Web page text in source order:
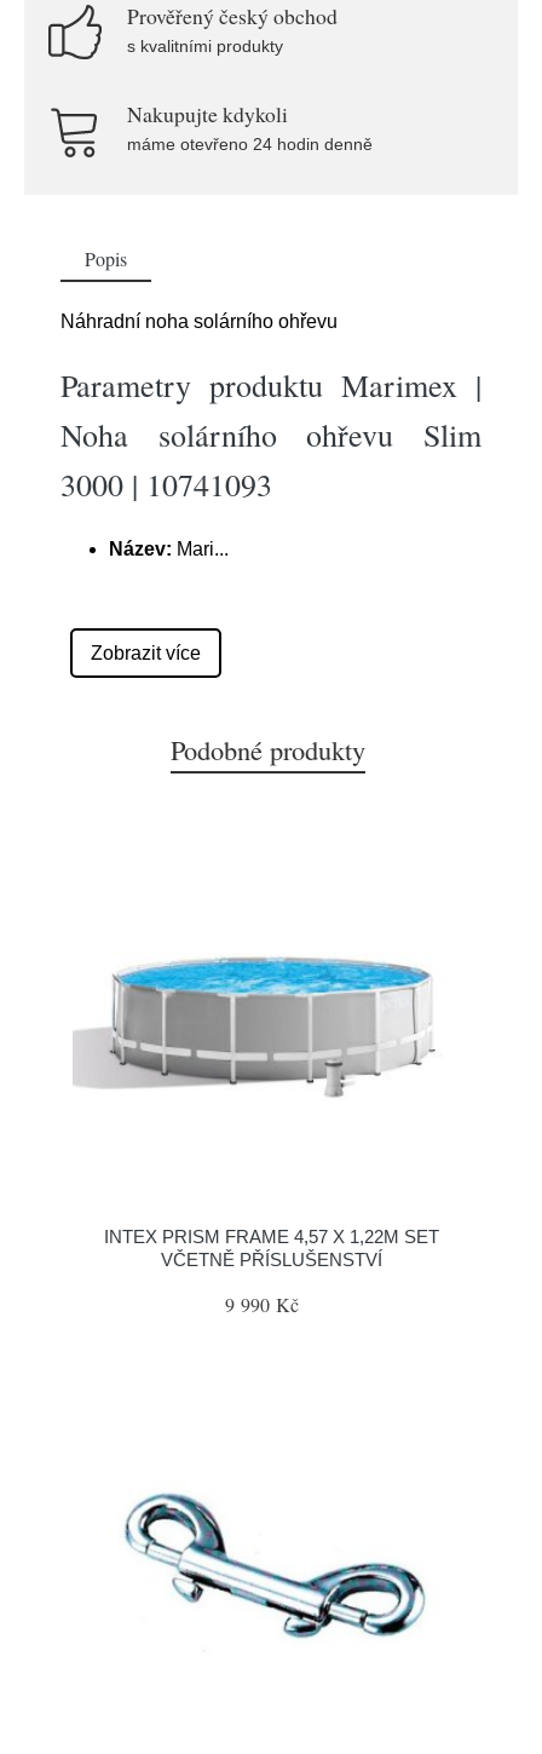
Prověřený český obchod
s kvalitními produkty
Nakupujte kdykoli
máme otevřeno 24 hodin denně
Popis
Náhradní noha solárního ohřevu
Parametry produktu Marimex |
Noha solárního ohřevu Slim
3000 | 10741093
Název: Mari...
Zobrazit více
Podobné produkty
INTEX PRISM FRAME 4,57 X 1,22M SET
VČETNĚ PŘÍSLUŠENSTVÍ
9 990 Kč